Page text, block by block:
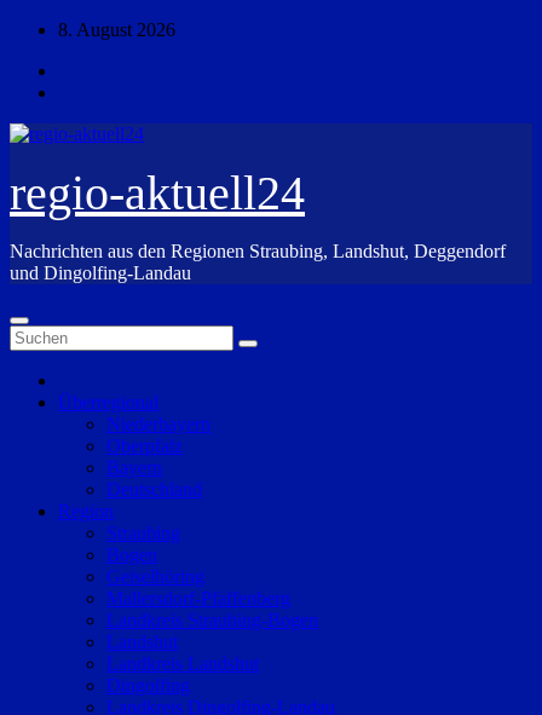
Zum
springen
8. August 2026
regio-aktuell24
Nachrichten aus den Regionen Straubing, Landshut, Deggendorf
und Dingolfing-Landau
Überregional
Niederbayern
Oberpfalz
Bayern
Deutschland
Region
Straubing
Bogen
Geiselhöring
Mallersdorf-Pfaffenberg
Landkreis Straubing-Bogen
Landshut
Landkreis Landshut
Dingolfing
Landkreis Dingolfing-Landau